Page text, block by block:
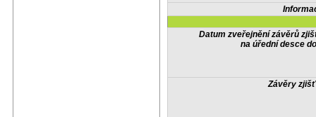
Datum zveřejnění závěrů
na úřední desce
Závěry